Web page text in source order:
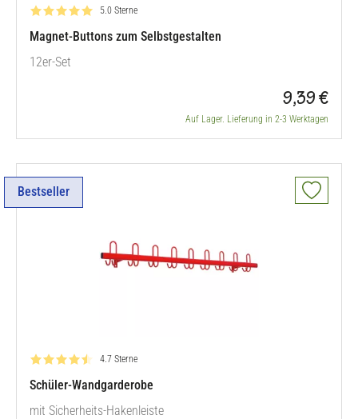
Bewertung: 5.0 von 5
5.0 Sterne
Magnet-Buttons zum Selbstgestalten
12er-Set
9,39 €
Auf Lager. Lieferung in 2-3 Werktagen
Bestseller
Bewertung: 4.7 von 5
4.7 Sterne
Schüler-Wandgarderobe
mit Sicherheits-Hakenleiste